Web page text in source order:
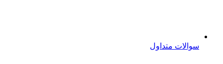
سوالات متداول